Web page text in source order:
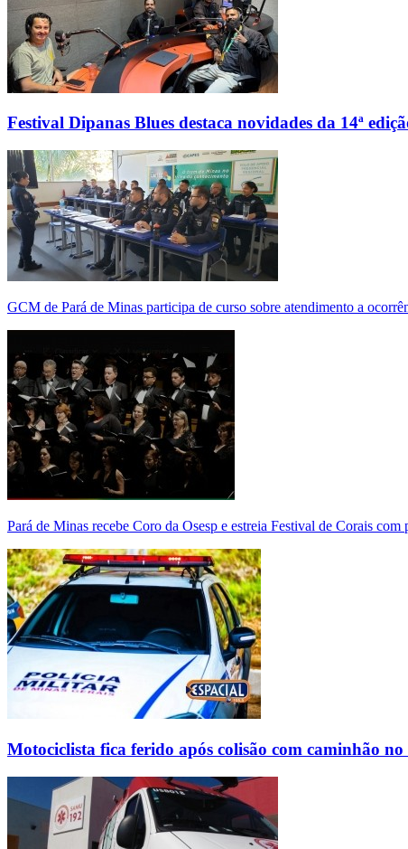
Festival Dipanas Blues destaca novidades da 14ª
GCM de Pará de Minas participa de curso sobre atendimento a
Pará de Minas recebe Coro da Osesp e estreia Festival de Corais com
Motociclista fica ferido após colisão com caminhão